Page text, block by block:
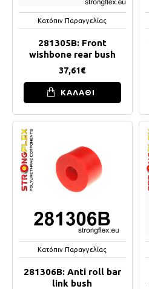
Κατόπιν Παραγγελίας
281305B: Front
wishbone rear bush
37,61€
ΚΑΛΑΘΙ
Κατόπιν Παραγγελίας
281306B: Anti roll bar
link bush